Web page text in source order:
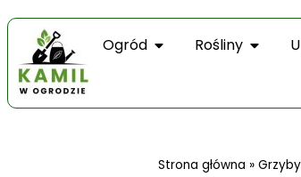
Ogród Rośliny
Strona główna » Grzyby